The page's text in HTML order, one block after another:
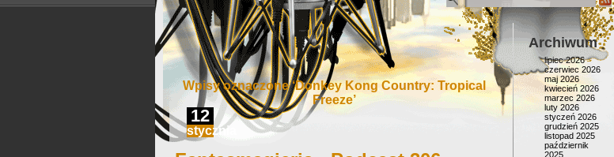
Wpisy oznaczone ‘Donkey Kong Country: Tropical
Freeze’
12
stycznia
Archiwum
lipiec 2026
czerwiec 2026
maj 2026
kwiecień 2026
marzec 2026
luty 2026
styczeń 2026
grudzień 2025
listopad 2025
październik
2025